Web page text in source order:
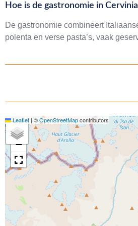
Hoe is de gastronomie in
De gastronomie combineert
polenta en verse pasta’s, vaak
+
−
Leaflet |©OpenStreetMapcontributors